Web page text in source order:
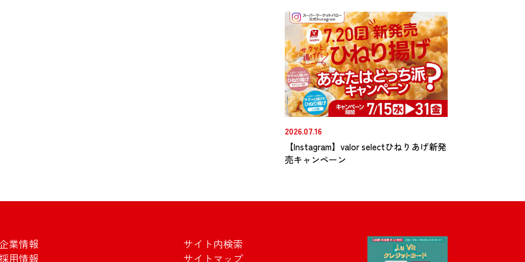
2026.07.16
【Instagram】valor selectひねりあげ新発
売キャンペーン
業情報
用情報
サイト内検索
サイトマップ